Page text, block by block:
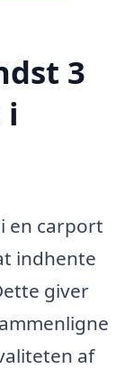
3
i
en carport
indhente
giver
af